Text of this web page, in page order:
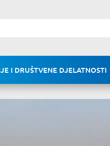
I DRUŠTVENE DJELATNOSTI